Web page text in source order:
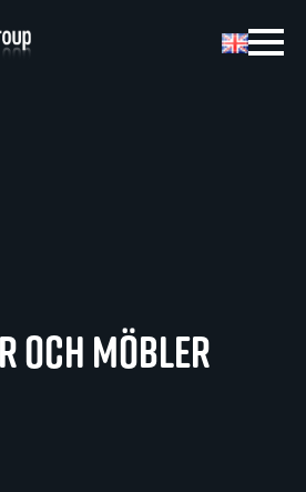
och möbler